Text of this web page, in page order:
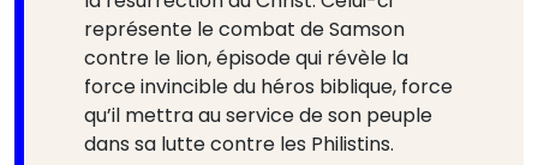
représente le combat de Samson
contre le lion, épisode qui révèle la
force invincible du héros biblique, force
qu’il mettra au service de son peuple
dans sa lutte contre les Philistins.